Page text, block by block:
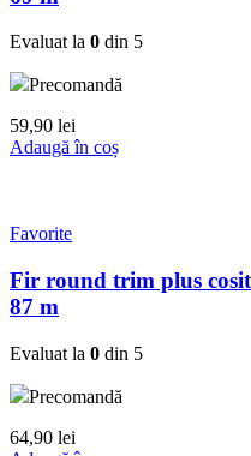
Evaluat la 0 din 5
Precomandă
59,90 lei
Adaugă în coș
Favorite
Fir round trim plus
87 m
Evaluat la 0 din 5
Precomandă
64,90 lei